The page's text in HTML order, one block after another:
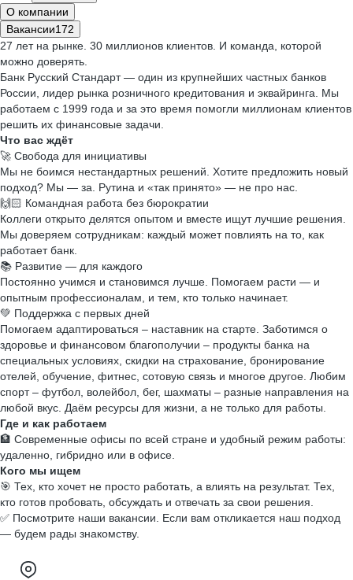
О компании
Вакансии172
27 лет на рынке. 30 миллионов клиентов. И команда, которой
можно доверять.
Банк Русский Стандарт — один из крупнейших частных банков
России, лидер рынка розничного кредитования и эквайринга. Мы
работаем с 1999 года и за это время помогли миллионам клиентов
решить их финансовые задачи.
Что вас ждёт
🚀 Свобода для инициативы
Мы не боимся нестандартных решений. Хотите предложить новый
подход? Мы — за. Рутина и «так принято» — не про нас.
🙌🏻 Командная работа без бюрократии
Коллеги открыто делятся опытом и вместе ищут лучшие решения.
Мы доверяем сотрудникам: каждый может повлиять на то, как
работает банк.
📚 Развитие — для каждого
Постоянно учимся и становимся лучше. Помогаем расти — и
опытным профессионалам, и тем, кто только начинает.
💚 Поддержка с первых дней
Помогаем адаптироваться – наставник на старте. Заботимся о
здоровье и финансовом благополучии – продукты банка на
специальных условиях, скидки на страхование, бронирование
отелей, обучение, фитнес, сотовую связь и многое другое. Любим
спорт – футбол, волейбол, бег, шахматы – разные направления на
любой вкус. Даём ресурсы для жизни, а не только для работы.
Где и как работаем
🏦 Современные офисы по всей стране и удобный режим работы:
удаленно, гибридно или в офисе.
Кого мы ищем
🎯 Тех, кто хочет не просто работать, а влиять на результат. Тех,
кто готов пробовать, обсуждать и отвечать за свои решения.
✅ Посмотрите наши вакансии. Если вам откликается наш подход
— будем рады знакомству.